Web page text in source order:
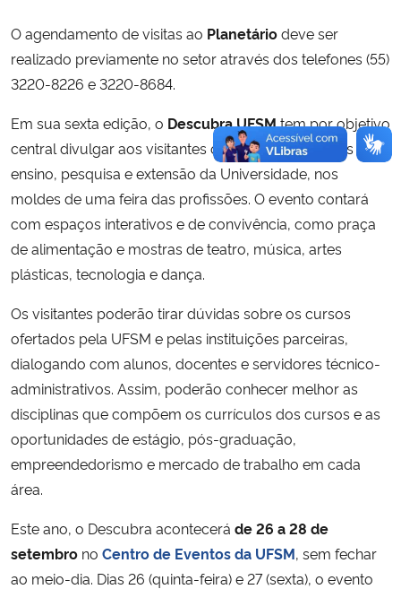
O agendamento de visitas ao Planetáriodeve ser
realizado previamente no setor através dos telefones (55)
3220-8226 e 3220-8684.
Em sua sexta edição, o Descubra UFSMtem por objetivo
central divulgar aos visitantes os cursos e iniciativas de
ensino, pesquisa e extensão da Universidade, nos
moldes de uma feira das profissões. O evento contará
com espaços interativos e de convivência, como praça
de alimentação e mostras de teatro, música, artes
plásticas, tecnologia e dança.
Os visitantes poderão tirar dúvidas sobre os cursos
ofertados pela UFSM e pelas instituições parceiras,
dialogando com alunos, docentes e servidores técnico-
administrativos. Assim, poderão conhecer melhor as
disciplinas que compõem os currículos dos cursos e as
oportunidades de estágio, pós-graduação,
empreendedorismo e mercado de trabalho em cada
área.
Este ano, o Descubra acontecerá de 26 a 28 de
setembro no Centro de Eventos da UFSM, sem fechar
ao meio-dia. Dias 26 (quinta-feira) e 27 (sexta), o evento